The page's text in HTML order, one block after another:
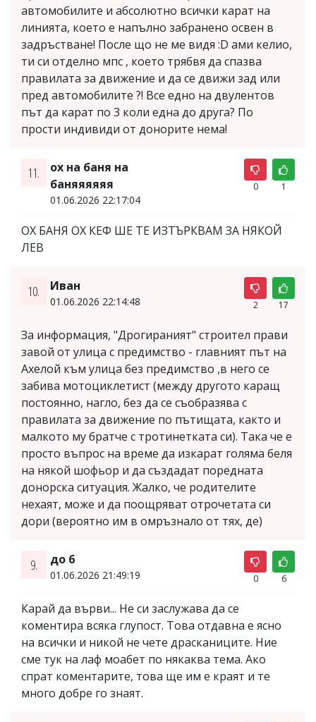
автомобилите и абсолютно всички карат на
линията, което е напълно забранено освен в
задръстване! После що не ме видя :D ами келио,
ти си отделно мпс , което трябвя да спазва
правилата за движение и да се движи зад или
пред автомобилите ?! Все едно на двулентов
път да карат по 3 коли една до друга? По
прости индивиди от донорите нема!
11.
ох на баня на
баняяяяяя
01.06.2026 22:17:04
0 1
ОХ БАНЯ ОХ КЕФ ШЕ ТЕ ИЗТЪРКВАМ ЗА НЯКОЙ
ЛЕВ
10. Иван
01.06.2026 22:14:48 2 17
За информация, "Дрогираният" строител прави
завой от улица с предимство - главният път на
Ахелой към улица без предимство ,в него се
забива мотоциклетист (между другото каращ
постоянно, нагло, без да се съобразява с
правилата за движение по пътищата, както и
малкото му братче с тротинетката си). Така че е
просто въпрос на време да изкарат голяма беля
на някой шофьор и да създадат поредната
донорска ситуация. Жалко, че родителите
нехаят, може и да поощряват отрочетата си
дори (вероятно им в омръзнало от тях, де)
9. до 6
01.06.2026 21:49:19 0 6
Карай да върви... Не си заслужава да се
коментира всяка глупост. Това отдавна е ясно
на всички и никой не чете драсканиците. Ние
сме тук на лаф моабет по някаква тема. Ако
спрат коментарите, това ще им е краят и те
много добре го знаят.